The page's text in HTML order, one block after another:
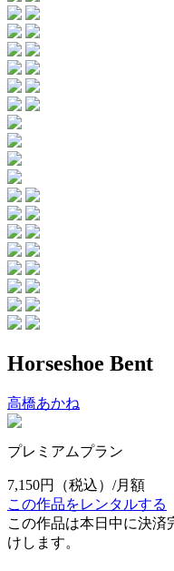
Horseshoe Bent
高橋あかね
プレミアムプラン
7,150円
（税込）/月額
この作品をレンタルする
この作品は本日中に決済
けします。